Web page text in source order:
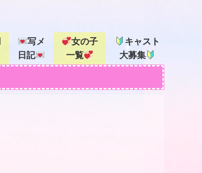
写メ
日記
女の子
一覧
キャスト
大募集